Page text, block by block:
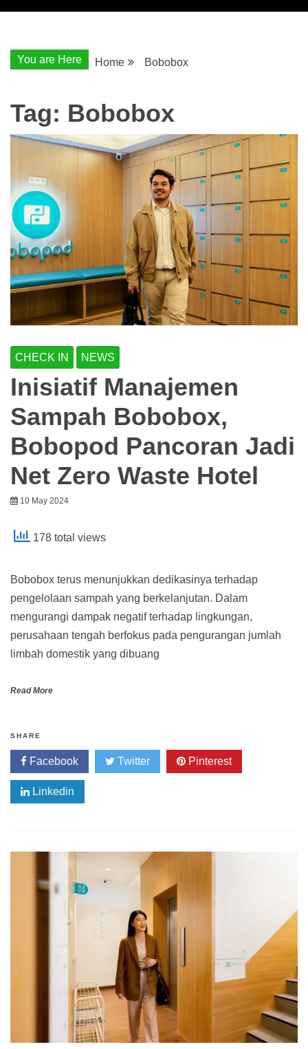
You are Here Home Bobobox
Tag: Bobobox
CHECK IN NEWS
Inisiatif Manajemen
Sampah Bobobox,
Bobopod Pancoran Jadi
Net Zero Waste Hotel
10 May 2024
178 total views
Bobobox terus menunjukkan dedikasinya terhadap
pengelolaan sampah yang berkelanjutan. Dalam
mengurangi dampak negatif terhadap lingkungan,
perusahaan tengah berfokus pada pengurangan jumlah
limbah domestik yang dibuang
Read More
SHARE
Facebook Twitter Pinterest
Linkedin